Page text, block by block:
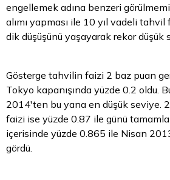
engellemek adına benzeri
alımı yapması ile 10 yıl vadeli tahvil
dik düşüşünü yaşayarak rekor düşük
Gösterge tahvilin faizi 2 baz puan
Tokyo kapanışında yüzde 0.2 oldu.
2014'ten bu yana en düşük seviye.
faizi ise yüzde 0.87 ile günü
içerisinde yüzde 0.865 ile Nisan
gördü.